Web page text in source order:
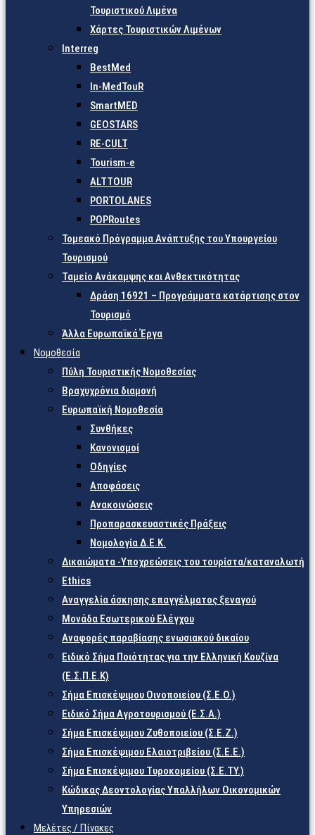
Τουριστικού Λιμένα
Χάρτες Τουριστικών Λιμένων
Interreg
BestMed
In-MedTouR
SmartMED
GEOSTARS
RE-CULT
Tourism-e
ALTTOUR
PORTOLANES
POPRoutes
Τομεακό Πρόγραμμα Ανάπτυξης του Υπουργείου
Τουρισμού
Ταμείο Ανάκαμψης και Ανθεκτικότητας
Δράση 16921 – Προγράμματα κατάρτισης στον
Τουρισμό
Άλλα Ευρωπαϊκά Έργα
Νομοθεσία
Πύλη Τουριστικής Νομοθεσίας
Βραχυχρόνια διαμονή
Ευρωπαϊκή Νομοθεσία
Συνθήκες
Κανονισμοί
Οδηγίες
Αποφάσεις
Ανακοινώσεις
Προπαρασκευαστικές Πράξεις
Νομολογία Δ.Ε.Κ.
Δικαιώματα -Υποχρεώσεις του τουρίστα/καταναλωτή
Ethics
Αναγγελία άσκησης επαγγέλματος ξεναγού
Μονάδα Εσωτερικού Ελέγχου
Αναφορές παραβίασης ενωσιακού δικαίου
Ειδικό Σήμα Ποιότητας για την Ελληνική Κουζίνα
(Ε.Σ.Π.Ε.Κ)
Σήμα Επισκέψιμου Οινοποιείου (Σ.Ε.Ο.)
Ειδικό Σήμα Αγροτουρισμού (Ε.Σ.Α.)
Σήμα Επισκέψιμου Ζυθοποιείου (Σ.Ε.Ζ.)
Σήμα Επισκέψιμου Ελαιοτριβείου (Σ.Ε.Ε.)
Σήμα Επισκέψιμου Τυροκομείου (Σ.Ε.TY.)
Κώδικας Δεοντολογίας Υπαλλήλων Οικονομικών
Υπηρεσιών
Μελέτες / Πίνακες